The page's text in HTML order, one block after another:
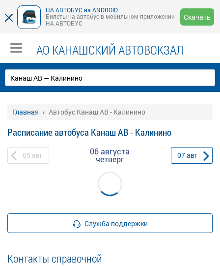
НА АВТОБУС на ANDROID
Билеты на автобус в мобильном приложении
НА АВТОБУС
Скачать
АО КАНАШСКИЙ АВТОВОКЗАЛ
Главная Автобус Канаш АВ - Калинино
Расписание автобуса Канаш АВ - Калинино
05 авг 06 августа
четверг 07авг
Служба поддержки
Контакты справочной